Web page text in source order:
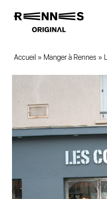
Accueil » Manger à Rennes »